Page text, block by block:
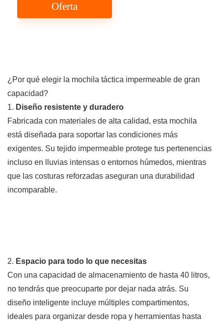
Oferta
¿Por qué elegir la mochila táctica impermeable de gran
capacidad?
1. Diseño resistente y duradero
Fabricada con materiales de alta calidad, esta mochila
está diseñada para soportar las condiciones más
exigentes. Su tejido impermeable protege tus pertenencias
incluso en lluvias intensas o entornos húmedos, mientras
que las costuras reforzadas aseguran una durabilidad
incomparable.
2. Espacio para todo lo que necesitas
Con una capacidad de almacenamiento de hasta 40 litros,
no tendrás que preocuparte por dejar nada atrás. Su
diseño inteligente incluye múltiples compartimentos,
ideales para organizar desde ropa y herramientas hasta